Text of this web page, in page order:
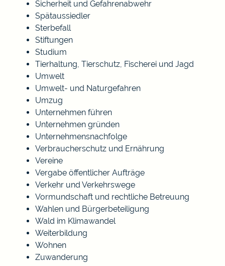
Sicherheit und Gefahrenabwehr
Spätaussiedler
Sterbefall
Stiftungen
Studium
Tierhaltung, Tierschutz, Fischerei und Jagd
Umwelt
Umwelt- und Naturgefahren
Umzug
Unternehmen führen
Unternehmen gründen
Unternehmensnachfolge
Verbraucherschutz und Ernährung
Vereine
Vergabe öffentlicher Aufträge
Verkehr und Verkehrswege
Vormundschaft und rechtliche Betreuung
Wahlen und Bürgerbeteiligung
Wald im Klimawandel
Weiterbildung
Wohnen
Zuwanderung